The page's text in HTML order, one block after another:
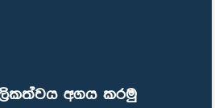
අගය කරමු